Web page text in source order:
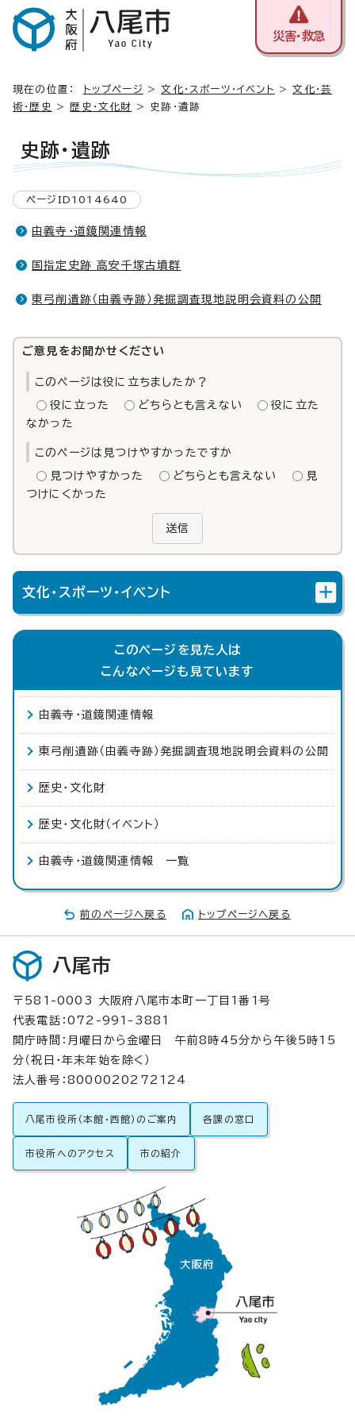
災害・救急
現在の位置： トップページ >文化・スポーツ・イベント >文化・芸
術・歴史
>歴史・文化財 > 史跡・遺跡
史跡・遺跡
ページID1014640
由義寺・道鏡関連情報
国指定史跡 高安千塚古墳群
東弓削遺跡（由義寺跡）発掘調査現地説明会資料の公開
ご意見をお聞かせください
このページは役に立ちましたか？
役に立った どちらとも言えない
役に立た
なかった
このページは見つけやすかったですか
見つけやすかった どちらとも言えない
見
つけにくかった
送信
文化・スポーツ・イベント
このページを見た人は
こんなページも見ています
由義寺・道鏡関連情報
東弓削遺跡（由義寺跡）発掘調査現地説明会資料の公開
歴史・文化財
歴史・文化財（イベント）
由義寺・道鏡関連情報 一覧
前のページへ戻る トップページへ戻る
八尾市
〒581-0003 大阪府八尾市本町一丁目1番1号
代表電話：072-991-3881
開庁時間：月曜日から金曜日 午前8時45分から午後5時15
分（祝日・年末年始を除く）
法人番号：8000020272124
八尾市役所（本館・西館）のご案内 各課の窓口
市役所へのアクセス 市の紹介